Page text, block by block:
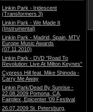
Linkin Park - Iridescent
(Transformers 3)
Linkin Park - We Made It
(Instrumental)
Linkin Park - Madrid, Spain, MTV
Europe Music Awards
(07.11.2010)
Linkin Park - DVD "Road To
Revolution: Live At Milton Keynes"
Cypress Hill feat. Mike Shinoda -
Carry Me Away
Linkin Park/Dead By Sunrise -
22.08.2009 Pomona, CA,
Fairplex, Epicenter '09 Festival
26.07.2009 St. Petersburg,